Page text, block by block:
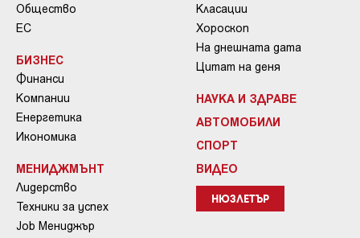
Общество
ЕС
БИЗНЕС
Финанси
Компании
Енергетика
Икономика
МЕНИДЖМЪНТ
Лидерство
Техники за успех
Job Мениджър
Класации
Хороскоп
На днешната дата
Цитат на деня
НАУКА И ЗДРАВЕ
АВТОМОБИЛИ
СПОРТ
ВИДЕО
НЮЗЛЕТЪР